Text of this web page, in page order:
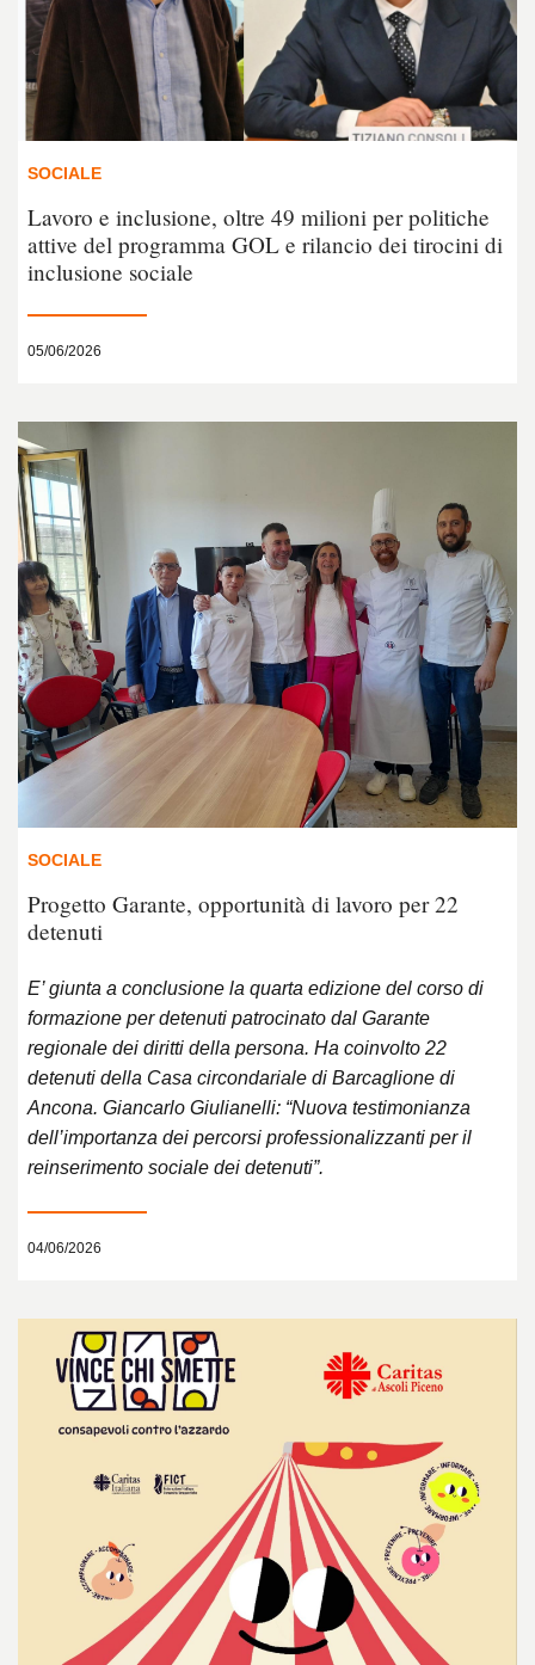
SOCIALE
Lavoro e inclusione, oltre 49 milioni per politiche
attive del programma GOL e rilancio dei tirocini di
inclusione sociale
05/06/2026
SOCIALE
Progetto Garante, opportunità di lavoro per 22
detenuti
E’ giunta a conclusione la quarta edizione del corso di
formazione per detenuti patrocinato dal Garante
regionale dei diritti della persona. Ha coinvolto 22
detenuti della Casa circondariale di Barcaglione di
Ancona. Giancarlo Giulianelli: “Nuova testimonianza
dell’importanza dei percorsi professionalizzanti per il
reinserimento sociale dei detenuti”.
04/06/2026